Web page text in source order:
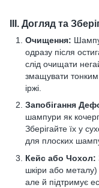
III. Догляд та
Очищення:
одразу після
слід очищати
змащувати тонким
іржі.
Запобігання
шампури як
Зберігайте їх у
для плоских
Кейс або Чохол:
шкіри або металу)
але й підтримує